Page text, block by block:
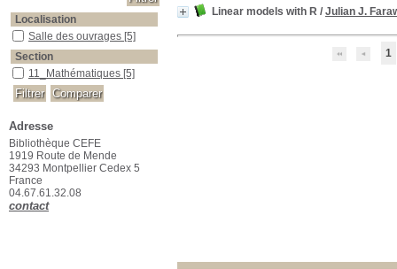
Linear models with R / Julian J.
1
Localisation
Salle des ouvrages
Salle des ouvrages [5]
Section
11_Mathématiques
11_Mathématiques [5]
Adresse
Bibliothèque CEFE
1919 Route de Mende
34293 Montpellier Cedex 5
France
04.67.61.32.08
contact